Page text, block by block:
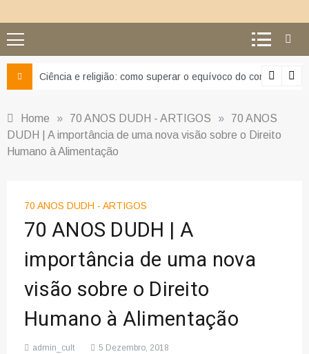
Ciência e religião: como superar o equívoco do conflito
Home » 70 ANOS DUDH - ARTIGOS »
70 ANOS
DUDH | A importância de uma nova visão sobre o Direito
Humano à Alimentação
70 ANOS DUDH - ARTIGOS
70 ANOS DUDH | A
importância de uma nova
visão sobre o Direito
Humano à Alimentação
admin_cult 5 Dezembro, 2018